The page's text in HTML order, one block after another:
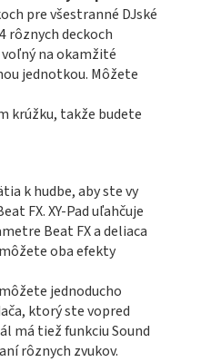
pre všestranné DJské
rôznych deckoch
na okamžité
jednotkou. Môžete
krúžku, takže budete
k hudbe, aby ste vy
FX. XY-Pad uľahčuje
Beat FX a deliaca
oba efekty
jednoducho
ktorý ste vopred
má tiež funkciu Sound
rôznych zvukov.